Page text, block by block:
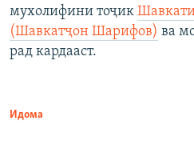
мухолифини тоҷик
(Шавкатҷон Шарифов) ва
рад кардааст.
Идома